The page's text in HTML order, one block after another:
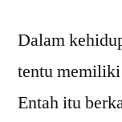
Dalam
tentu
Entah itu